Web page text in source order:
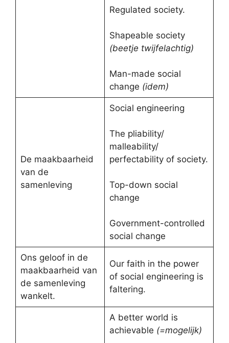
Regulated society.
Shapeable society
(beetje twijfelachtig)
Man-made social
change (idem)
De maakbaarheid
van de
samenleving
Social engineering
The pliability/
malleability/
perfectability of society.
Top-down social
change
Government-controlled
social change
Ons geloof in de
maakbaarheid van
de samenleving
wankelt.
Our faith in the power
of social engineering is
faltering.
A better world is
achievable (=mogelijk)